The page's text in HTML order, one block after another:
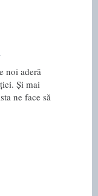
noi aderă
Și mai
ne face să